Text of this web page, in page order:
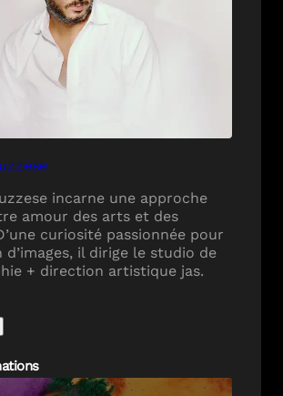
incarne une approche
amour des arts et des
curiosité passionnée pour
il dirige le studio de
+ direction artistique jas.